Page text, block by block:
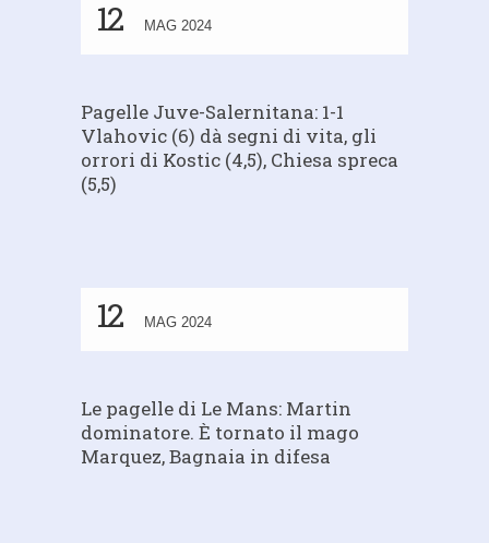
12 MAG 2024
Pagelle Juve-Salernitana: 1-1
Vlahovic (6) dà segni di vita, gli
orrori di Kostic (4,5), Chiesa spreca
(5,5)
12 MAG 2024
Le pagelle di Le Mans: Martin
dominatore. È tornato il mago
Marquez, Bagnaia in difesa